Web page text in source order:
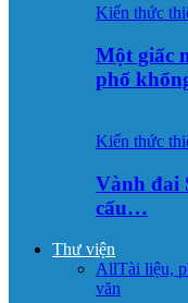
Kiến thức
Một giấc
phố
Kiến thức
Vành đai
cấu…
Thư viện
AllTài liệu,
văn